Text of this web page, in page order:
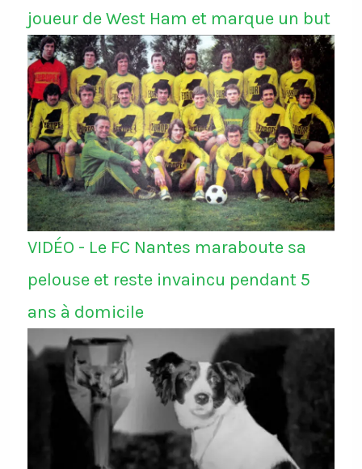
joueur de West Ham et marque un but
VIDÉO - Le FC Nantes maraboute sa
pelouse et reste invaincu pendant 5
ans à domicile